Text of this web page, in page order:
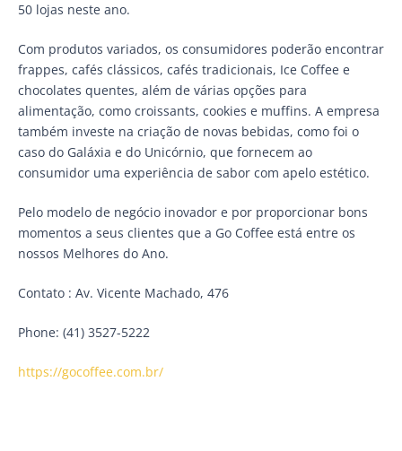
50 lojas neste ano.
Com produtos variados, os consumidores poderão encontrar
frappes, cafés clássicos, cafés tradicionais, Ice Coffee e
chocolates quentes, além de várias opções para
alimentação, como croissants, cookies e muffins. A empresa
também investe na criação de novas bebidas, como foi o
caso do Galáxia e do Unicórnio, que fornecem ao
consumidor uma experiência de sabor com apelo estético.
Pelo modelo de negócio inovador e por proporcionar bons
momentos a seus clientes que a Go Coffee está entre os
nossos Melhores do Ano.
Contato : Av. Vicente Machado, 476
Phone: (41) 3527-5222
https://gocoffee.com.br/